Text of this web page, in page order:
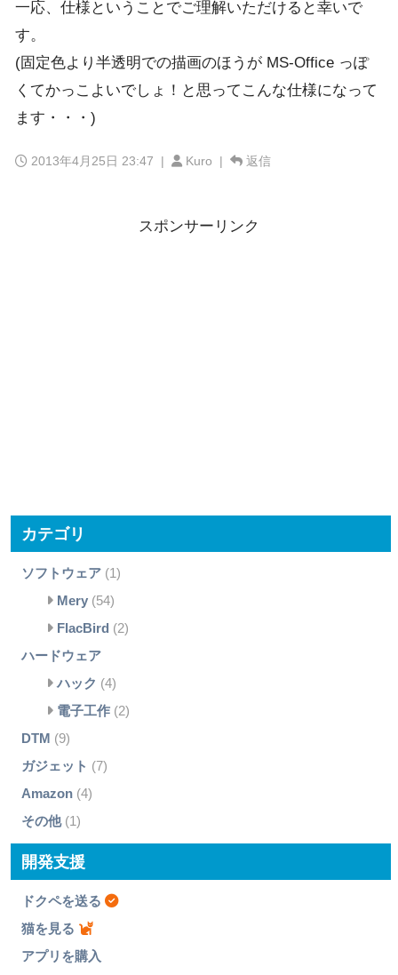
一応、仕様ということでご理解いただけると幸いで
す。
(固定色より半透明での描画のほうが MS-Office っぽ
くてかっこよいでしょ！と思ってこんな仕様になって
ます・・・)
2013年4月25日 23:47 | Kuro | 返信
スポンサーリンク
カテゴリ
ソフトウェア(1)
Mery(54)
FlacBird (2)
ハードウェア
ハック (4)
電子工作(2)
DTM (9)
ガジェット (7)
Amazon(4)
その他(1)
開発支援
ドクペを送る
猫を見る
アプリを購入